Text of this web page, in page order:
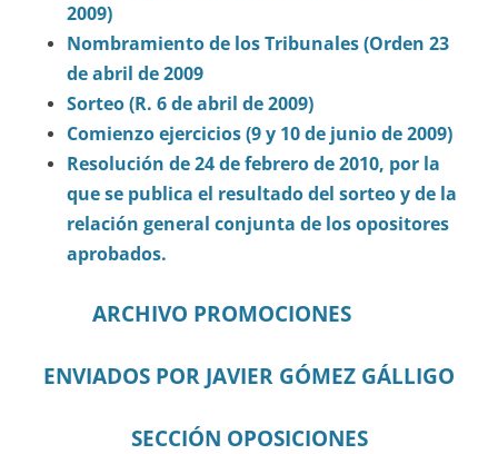
2009)
Nombramiento de los Tribunales (Orden 23
de abril de 2009
Sorteo (R. 6 de abril de 2009)
Comienzo ejercicios (9 y 10 de junio de 2009)
Resolución de 24 de febrero de 2010, por la
que se publica el resultado del sorteo y de la
relación general conjunta de los opositores
aprobados.
ARCHIVO PROMOCIONES
ENVIADOS POR JAVIER GÓMEZ GÁLLIGO
SECCIÓN OPOSICIONES